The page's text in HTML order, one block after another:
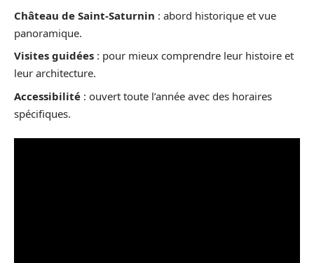
Château de Saint-Saturnin : abord historique et vue
panoramique.
Visites guidées : pour mieux comprendre leur histoire et
leur architecture.
Accessibilité : ouvert toute l’année avec des horaires
spécifiques.